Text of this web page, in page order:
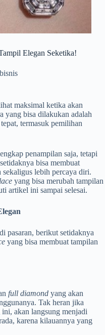
Elegan Seketika!
bisnis
maksimal ketika akan
yang bisa dilakukan adalah
termasuk pemilihan
penampilan saja, tetapi
bisa membuat
lebih percaya diri.
yang bisa merubah tampilan
artikel ini sampai selesai.
pasaran, berikut setidaknya
yang bisa membuat tampilan
full diamond yang akan
Tak heran jika
akan langsung menjadi
karena kilauannya yang